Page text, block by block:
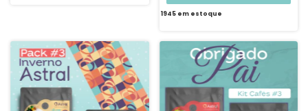
1945 em estoque